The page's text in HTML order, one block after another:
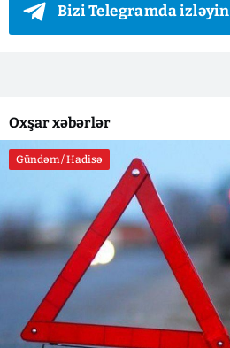
Bizi Telegramda izləyin
Oxşar xəbərlər
Gündəm / Hadisə